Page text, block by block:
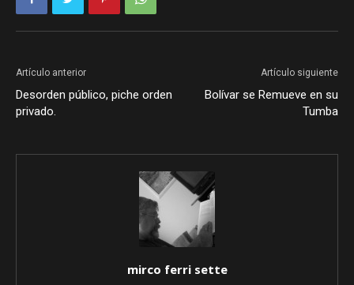
Artículo anterior
Desorden público, piche orden
privado.
Artículo siguiente
Bolívar se Remueve en su
Tumba
mirco ferri sette